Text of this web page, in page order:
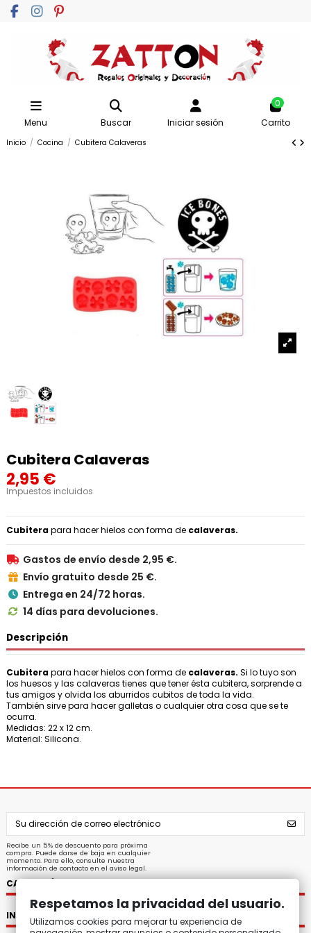
Menu Buscar Iniciar sesión
0
Carrito
Inicio Cocina Cubitera Calaveras
Cubitera Calaveras
2,95 €
Impuestos incluidos
Cubiterapara hacer hielos con forma de calaveras.
 Gastos de envío desde 2,95 €.
 Envío gratuito desde 25 €.
 Entrega en 24/72 horas.
 14 días para devoluciones.
Descripción
Cubiterapara hacer hielos con forma de calaveras. Si lo tuyo son
los huesos y las calaveras tienes que tener ésta cubitera, sorprende a
tus amigos y olvida los aburridos cubitos de toda la vida.
También sirve para hacer galletas o cualquier otra cosa que se te
ocurra.
Medidas: 22 x 12 cm.
Material: Silicona.
Recibe un 5% de descuento para próxima
compra. Puede darse de baja en cualquier
momento. Para ello, consulte nuestra
información de contacto en el aviso legal.
CATEGORÍAS
INFORMACIÓN
Respetamos la privacidad del usuario.
Utilizamos cookies para mejorar tu experiencia de